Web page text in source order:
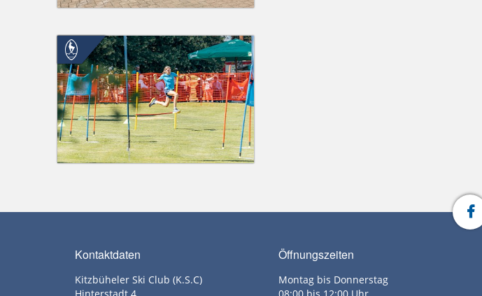
Kontaktdaten
Kitzbüheler Ski Club (K.S.C)
Öffnungszeiten
Montag bis Donnerstag